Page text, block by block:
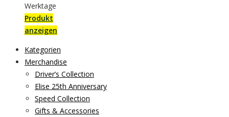
Werktage
Produkt
anzeigen
Kategorien
Merchandise
Driver’s Collection
Elise 25th Anniversary
Speed Collection
Gifts & Accessories